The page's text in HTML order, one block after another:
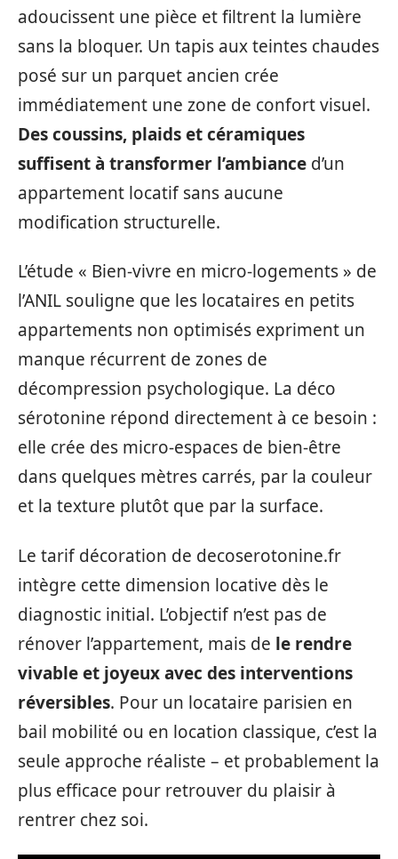
adoucissent une pièce et filtrent la lumière
sans la bloquer. Un tapis aux teintes chaudes
posé sur un parquet ancien crée
immédiatement une zone de confort visuel.
Des coussins, plaids et céramiques
suffisent à transformer l’ambiance d’un
appartement locatif sans aucune
modification structurelle.
L’étude « Bien-vivre en micro-logements » de
l’ANIL souligne que les locataires en petits
appartements non optimisés expriment un
manque récurrent de zones de
décompression psychologique. La déco
sérotonine répond directement à ce besoin :
elle crée des micro-espaces de bien-être
dans quelques mètres carrés, par la couleur
et la texture plutôt que par la surface.
Le tarif décoration de decoserotonine.fr
intègre cette dimension locative dès le
diagnostic initial. L’objectif n’est pas de
rénover l’appartement, mais de le rendre
vivable et joyeux avec des interventions
réversibles. Pour un locataire parisien en
bail mobilité ou en location classique, c’est la
seule approche réaliste – et probablement la
plus efficace pour retrouver du plaisir à
rentrer chez soi.